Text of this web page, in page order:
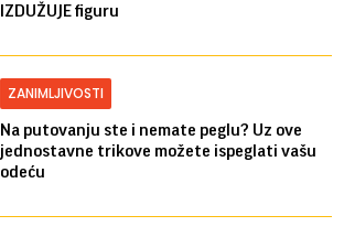
IZDUŽUJE figuru
ZANIMLJIVOSTI
Na putovanju ste i nemate peglu? Uz ove
jednostavne trikove možete ispeglati vašu
odeću